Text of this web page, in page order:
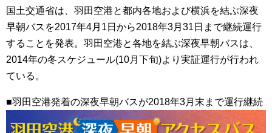
国土交通省は、羽田空港と都内各地および横浜を結ぶ深夜
早朝バスを2017年4月1日から2018年3月31日まで継続運行
することを発表。羽田空港と各地を結ぶ深夜早朝バスは、
2014年の冬スケジュール(10月下旬)より実証運行が行われ
ている。
■羽田空港発着の深夜早朝バスが2018年3月末まで運行継続